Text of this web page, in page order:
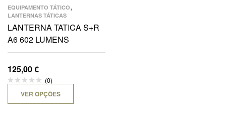
EQUIPAMENTO TÁTICO,
LANTERNAS TÁTICAS
LANTERNA TATICA S+R
A6 602 LUMENS
125,00€
(0)
VER OPÇÕES